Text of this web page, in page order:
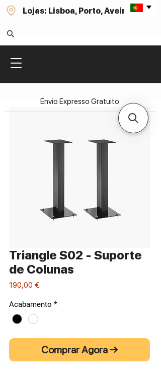
Lojas: Lisboa, Porto, Aveiro
Triangle S02 - Suporte
de Colunas
190,00 €
Acabamento *
Comprar Agora →
Envio Expresso Gratuito